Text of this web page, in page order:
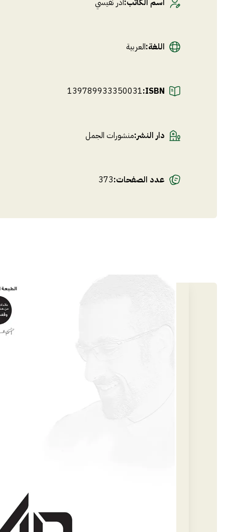
اسم الكاتب:آذر نفيسي
اللغة:العربية
ISBN:
139789933350031
دار النشر:منشورات الجمل
عدد الصفحات:
373